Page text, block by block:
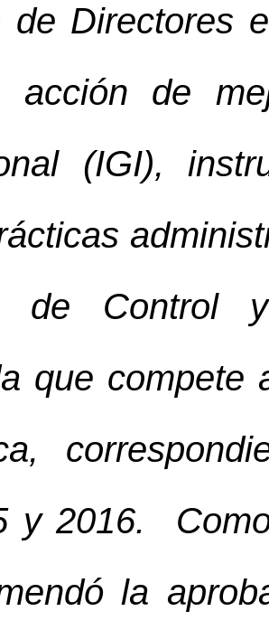
de Directores
acción de
(IGI),
de Control
que compete
y 2016.
la